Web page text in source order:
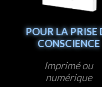
POUR LA PRISE
CONSCIENCE
Imprimé ou
numérique